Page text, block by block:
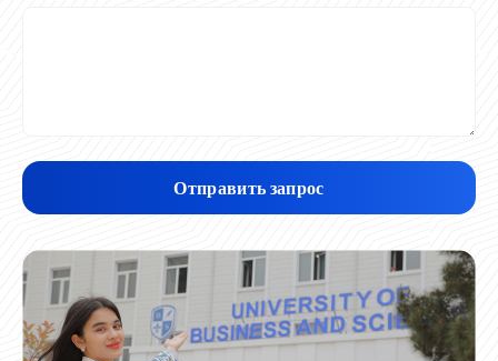
Отправить запрос